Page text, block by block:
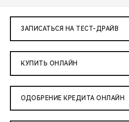
ЗАПИСАТЬСЯ НА ТЕСТ-ДРАЙВ
КУПИТЬ ОНЛАЙН
ОДОБРЕНИЕ КРЕДИТА ОНЛАЙН